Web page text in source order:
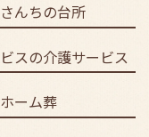
んちの台所
スの介護サービス
ーム葬